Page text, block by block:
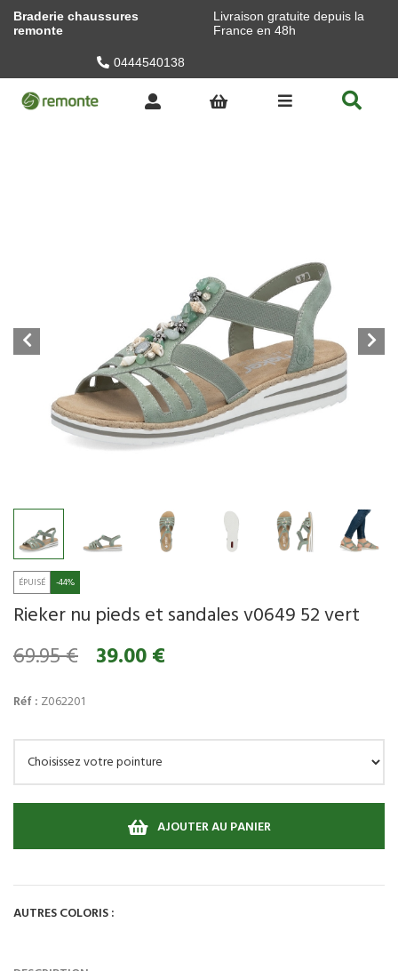
Braderie chaussures
remonte
Livraison gratuite depuis la
France en 48h
0444540138
-44%
Rieker nu pieds et sandales v0649 52 vert
69.95 € 39.00 €
Réf : Z062201
AJOUTER AU PANIER
AUTRES COLORIS :